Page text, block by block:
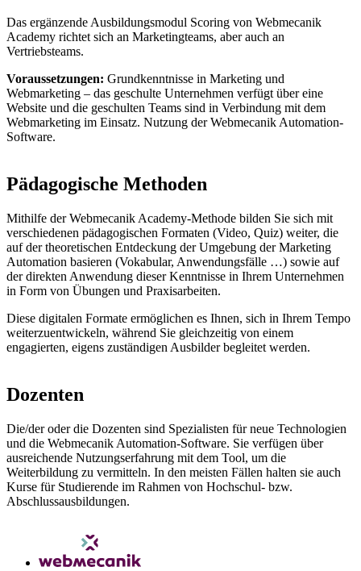
Das ergänzende Ausbildungsmodul Scoring von Webmecanik
Academy richtet sich an Marketingteams, aber auch an
Vertriebsteams.
Voraussetzungen: Grundkenntnisse in Marketing und
Webmarketing – das geschulte Unternehmen verfügt über eine
Website und die geschulten Teams sind in Verbindung mit dem
Webmarketing im Einsatz. Nutzung der Webmecanik Automation-
Software.
Pädagogische Methoden
Mithilfe der Webmecanik Academy-Methode bilden Sie sich mit
verschiedenen pädagogischen Formaten (Video, Quiz) weiter, die
auf der theoretischen Entdeckung der Umgebung der Marketing
Automation basieren (Vokabular, Anwendungsfälle …) sowie auf
der direkten Anwendung dieser Kenntnisse in Ihrem Unternehmen
in Form von Übungen und Praxisarbeiten.
Diese digitalen Formate ermöglichen es Ihnen, sich in Ihrem Tempo
weiterzuentwickeln, während Sie gleichzeitig von einem
engagierten, eigens zuständigen Ausbilder begleitet werden.
Dozenten
Die/der oder die Dozenten sind Spezialisten für neue Technologien
und die Webmecanik Automation-Software. Sie verfügen über
ausreichende Nutzungserfahrung mit dem Tool, um die
Weiterbildung zu vermitteln. In den meisten Fällen halten sie auch
Kurse für Studierende im Rahmen von Hochschul- bzw.
Abschlussausbildungen.